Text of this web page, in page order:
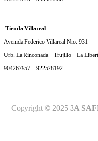
Tienda Villareal
Avenida Federico Villareal Nro. 931
Urb. La Rinconada – Trujillo – La
904267957 – 922528192
Copyright © 2025 3A